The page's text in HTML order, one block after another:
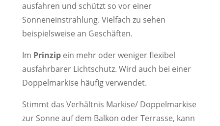
ausfahren und schützt so vor einer
Sonneneinstrahlung. Vielfach zu sehen
beispielsweise an Geschäften.
Im Prinzipein mehr oder weniger flexibel
ausfahrbarer Lichtschutz. Wird auch bei einer
Doppelmarkise häufig verwendet.
Stimmt das Verhältnis Markise/ Doppelmarkise
zur Sonne auf dem Balkon oder Terrasse, kann